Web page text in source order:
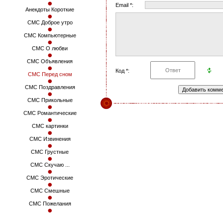
Анекдоты Короткие
СМС Доброе утро
СМС Компьютерные
СМС О любви
СМС Объявления
СМС Перед сном
СМС Поздравления
СМС Прикольные
СМС Романтические
СМС картинки
СМС Извинения
СМС Грустные
СМС Скучаю ...
СМС Эротические
СМС Смешные
СМС Пожелания
Email *:
Код *: